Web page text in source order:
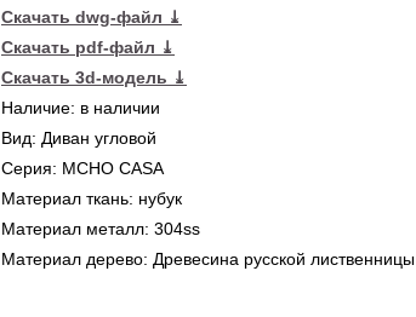
Скачать dwg-файл ⤓
Скачать pdf-файл ⤓
Скачать 3d-модель ⤓
Наличие: в наличии
Вид: Диван угловой
Серия: MCHO CASA
Материал ткань: нубук
Материал металл: 304ss
Материал дерево: Древесина русской лиственницы